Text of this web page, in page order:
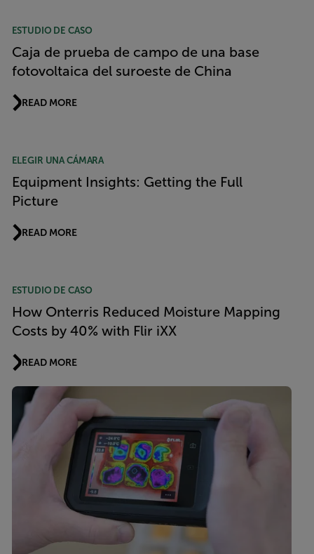
ESTUDIO DE CASO
Caja de prueba de campo de una base
fotovoltaica del suroeste de China
READ MORE
ELEGIR UNA CÁMARA
Equipment Insights: Getting the Full
Picture
READ MORE
ESTUDIO DE CASO
How Onterris Reduced Moisture Mapping
Costs by 40% with Flir iXX
READ MORE